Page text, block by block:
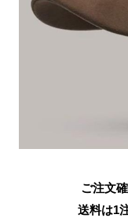
ご注文
送料は1